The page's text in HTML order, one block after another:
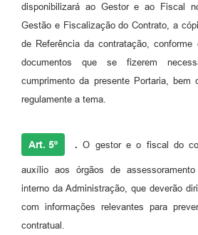
disponibilizará ao Gestor e ao Fiscal
Gestão e Fiscalização do Contrato, a
de Referência da contratação,
documentos que se fizerem
cumprimento da presente Portaria, bem
regulamente a tema.
Art. 5º . O gestor e o fiscal do
auxílio aos órgãos de
interno da Administração, que deverão
com informações relevantes para
contratual.